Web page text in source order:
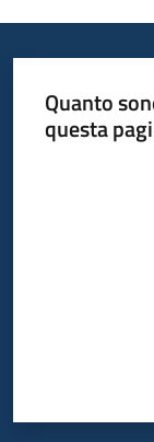
Quanto
questa